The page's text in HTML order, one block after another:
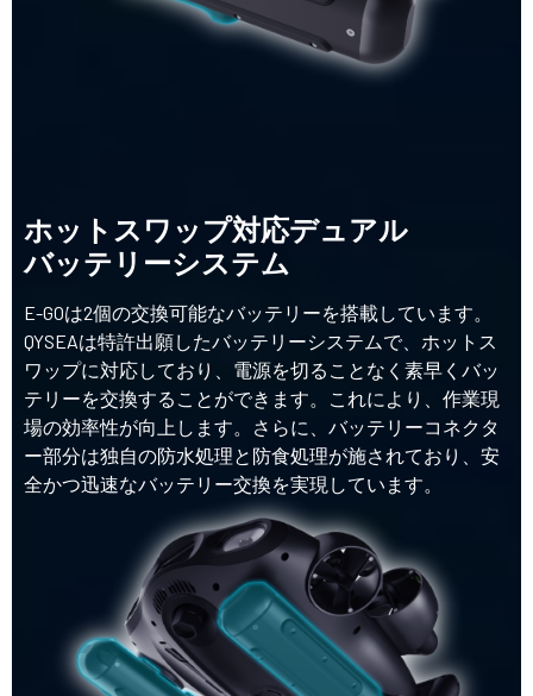
ホットスワップ対応デュアル
バッテリーシステム
E-GOは2個の交換可能なバッテリーを搭載しています。
QYSEAは特許出願したバッテリーシステムで、ホットス
ワップに対応しており、電源を切ることなく素早くバッ
テリーを交換することができます。これにより、作業現
場の効率性が向上します。さらに、バッテリーコネクタ
ー部分は独自の防水処理と防食処理が施されており、安
全かつ迅速なバッテリー交換を実現しています。